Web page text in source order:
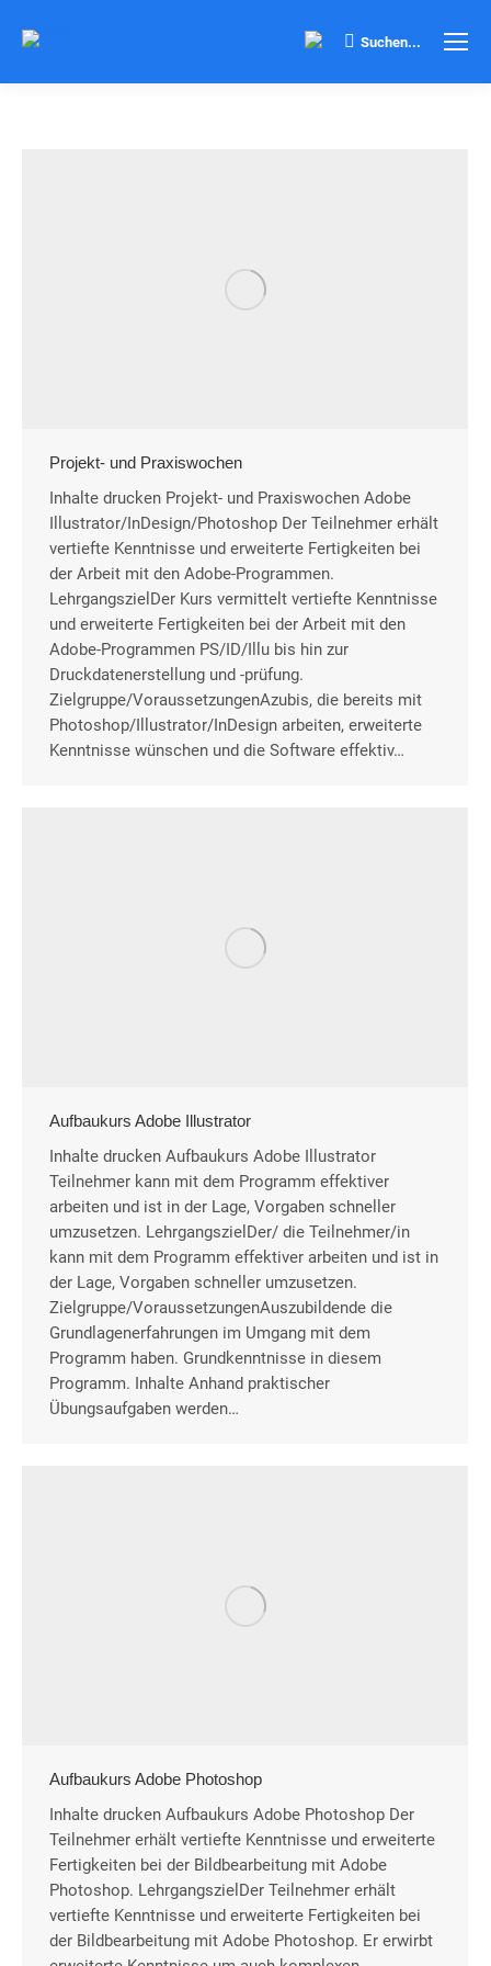
Search:
Suchen...
Projekt- und Praxiswochen
Inhalte drucken Projekt- und Praxiswochen Adobe
Illustrator/InDesign/Photoshop Der Teilnehmer erhält
vertiefte Kenntnisse und erweiterte Fertigkeiten bei
der Arbeit mit den Adobe-Programmen.
LehrgangszielDer Kurs vermittelt vertiefte Kenntnisse
und erweiterte Fertigkeiten bei der Arbeit mit den
Adobe-Programmen PS/ID/Illu bis hin zur
Druckdatenerstellung und -prüfung.
Zielgruppe/VoraussetzungenAzubis, die bereits mit
Photoshop/Illustrator/InDesign arbeiten, erweiterte
Kenntnisse wünschen und die Software effektiv…
Aufbaukurs Adobe Illustrator
Inhalte drucken Aufbaukurs Adobe Illustrator
Teilnehmer kann mit dem Programm effektiver
arbeiten und ist in der Lage, Vorgaben schneller
umzusetzen. LehrgangszielDer/ die Teilnehmer/in
kann mit dem Programm effektiver arbeiten und ist in
der Lage, Vorgaben schneller umzusetzen.
Zielgruppe/VoraussetzungenAuszubildende die
Grundlagenerfahrungen im Umgang mit dem
Programm haben. Grundkenntnisse in diesem
Programm. Inhalte Anhand praktischer
Übungsaufgaben werden…
Aufbaukurs Adobe Photoshop
Inhalte drucken Aufbaukurs Adobe Photoshop Der
Teilnehmer erhält vertiefte Kenntnisse und erweiterte
Fertigkeiten bei der Bildbearbeitung mit Adobe
Photoshop. LehrgangszielDer Teilnehmer erhält
vertiefte Kenntnisse und erweiterte Fertigkeiten bei
der Bildbearbeitung mit Adobe Photoshop. Er erwirbt